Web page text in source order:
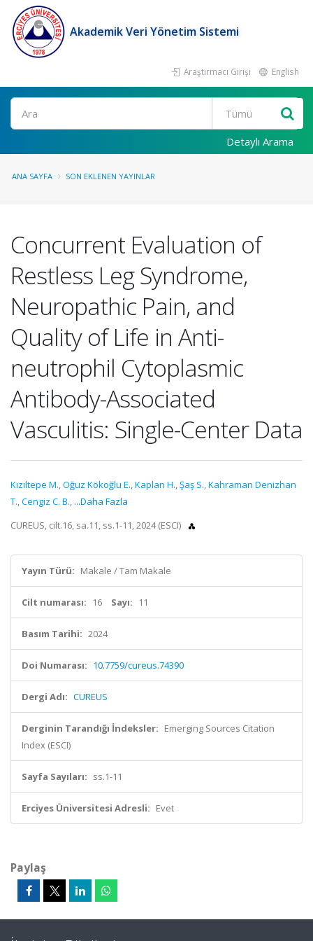
Akademik Veri Yönetim Sistemi
Araştırmacı Girişi English
Ara
Detaylı Arama
ANA SAYFA SON EKLENEN YAYINLAR
Concurrent Evaluation of
Restless Leg Syndrome,
Neuropathic Pain, and
Quality of Life in Anti-
neutrophil Cytoplasmic
Antibody-Associated
Vasculitis: Single-Center Data
Kızıltepe M.,Oğuz Kökoğlu E.,Kaplan H.,Şaş S.,Kahraman Denizhan
T.,Cengiz C. B., ...Daha Fazla
CUREUS, cilt.16, sa.11, ss.1-11, 2024 (ESCI)
Yayın Türü: Makale / Tam Makale
Cilt numarası: 16 Sayı: 11
Basım Tarihi: 2024
Doi Numarası: 10.7759/cureus.74390
Dergi Adı: CUREUS
Derginin Tarandığı İndeksler: Emerging Sources Citation
Index (ESCI)
Sayfa Sayıları: ss.1-11
Erciyes Üniversitesi Adresli: Evet
Paylaş